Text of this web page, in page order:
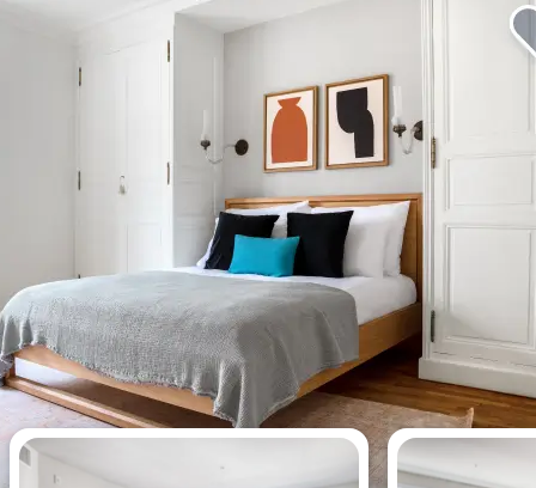
今週最も閲覧されたアパートメン
ト